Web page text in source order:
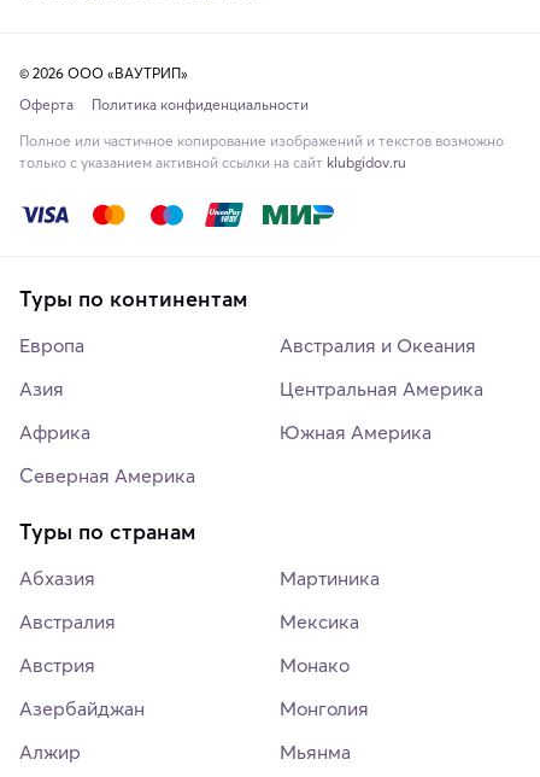
© 2026 ООО «ВАУТРИП»
Оферта
Политика конфиденциальности
Полное или частичное копирование изображений и текстов возможно
только с указанием активной ссылки на сайт klubgidov.ru
Туры по континентам
Европа
Азия
Африка
Северная Америка
Австралия и Океания
Центральная Америка
Южная Америка
Туры по странам
Абхазия
Австралия
Австрия
Азербайджан
Алжир
Мартиника
Мексика
Монако
Монголия
Мьянма